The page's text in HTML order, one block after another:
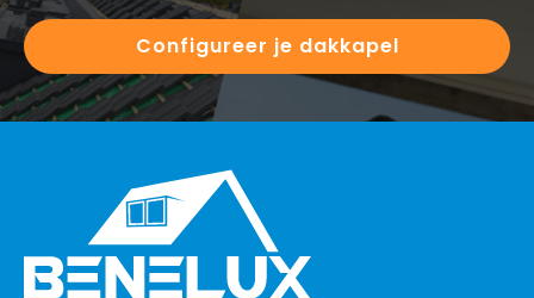
Configureer je dakkapel